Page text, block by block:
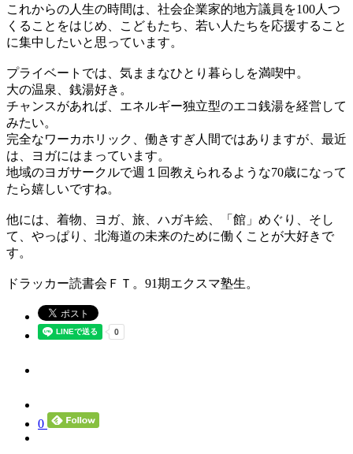
これからの人生の時間は、社会企業家的地方議員を100人つ
くることをはじめ、こどもたち、若い人たちを応援すること
に集中したいと思っています。
プライベートでは、気ままなひとり暮らしを満喫中。
大の温泉、銭湯好き。
チャンスがあれば、エネルギー独立型のエコ銭湯を経営して
みたい。
完全なワーカホリック、働きすぎ人間ではありますが、最近
は、ヨガにはまっています。
地域のヨガサークルで週１回教えられるような70歳になって
たら嬉しいですね。
他には、着物、ヨガ、旅、ハガキ絵、「館」めぐり、そし
て、やっぱり、北海道の未来のために働くことが大好きで
す。
ドラッカー読書会ＦＴ。91期エクスマ塾生。
0